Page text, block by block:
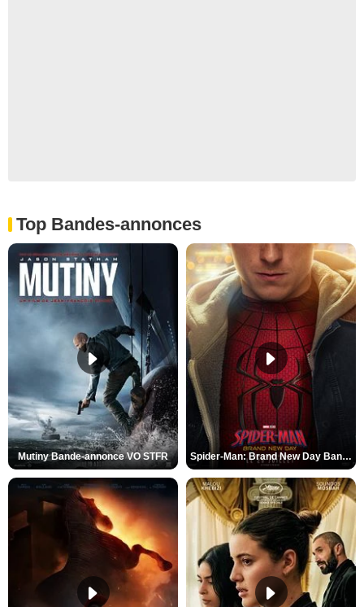
Top Bandes-annonces
Mutiny Bande-annonce VO STFR Spider-Man: Brand New Day Bande-annonce VO STFR